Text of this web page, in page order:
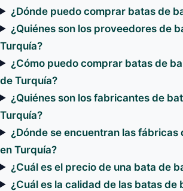
¿Dónde puedo comprar batas de
¿Quiénes son los proveedores de
Turquía?
¿Cómo puedo comprar batas de
de Turquía?
¿Quiénes son los fabricantes de
Turquía?
¿Dónde se encuentran las fábricas
en Turquía?
¿Cuál es el precio de una bata de
¿Cuál es la calidad de las batas de